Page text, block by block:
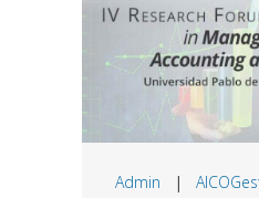
Admin |